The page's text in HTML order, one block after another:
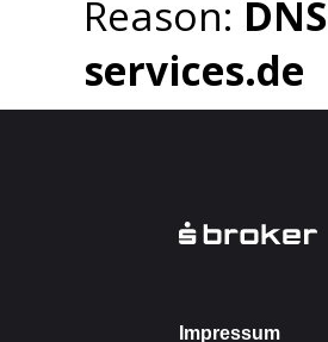
Reason:
services.de